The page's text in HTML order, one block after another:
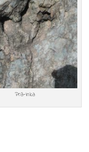
Prä-Inka